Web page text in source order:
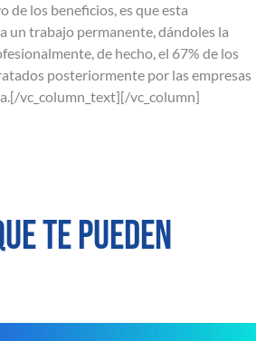
de los beneficios, es que esta
un trabajo permanente, dándoles la
de hecho, el 67% de los
posteriormente por las empresas
vc_column_text][/vc_column]
TE PUEDEN